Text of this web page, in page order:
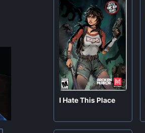
I Hate This Place